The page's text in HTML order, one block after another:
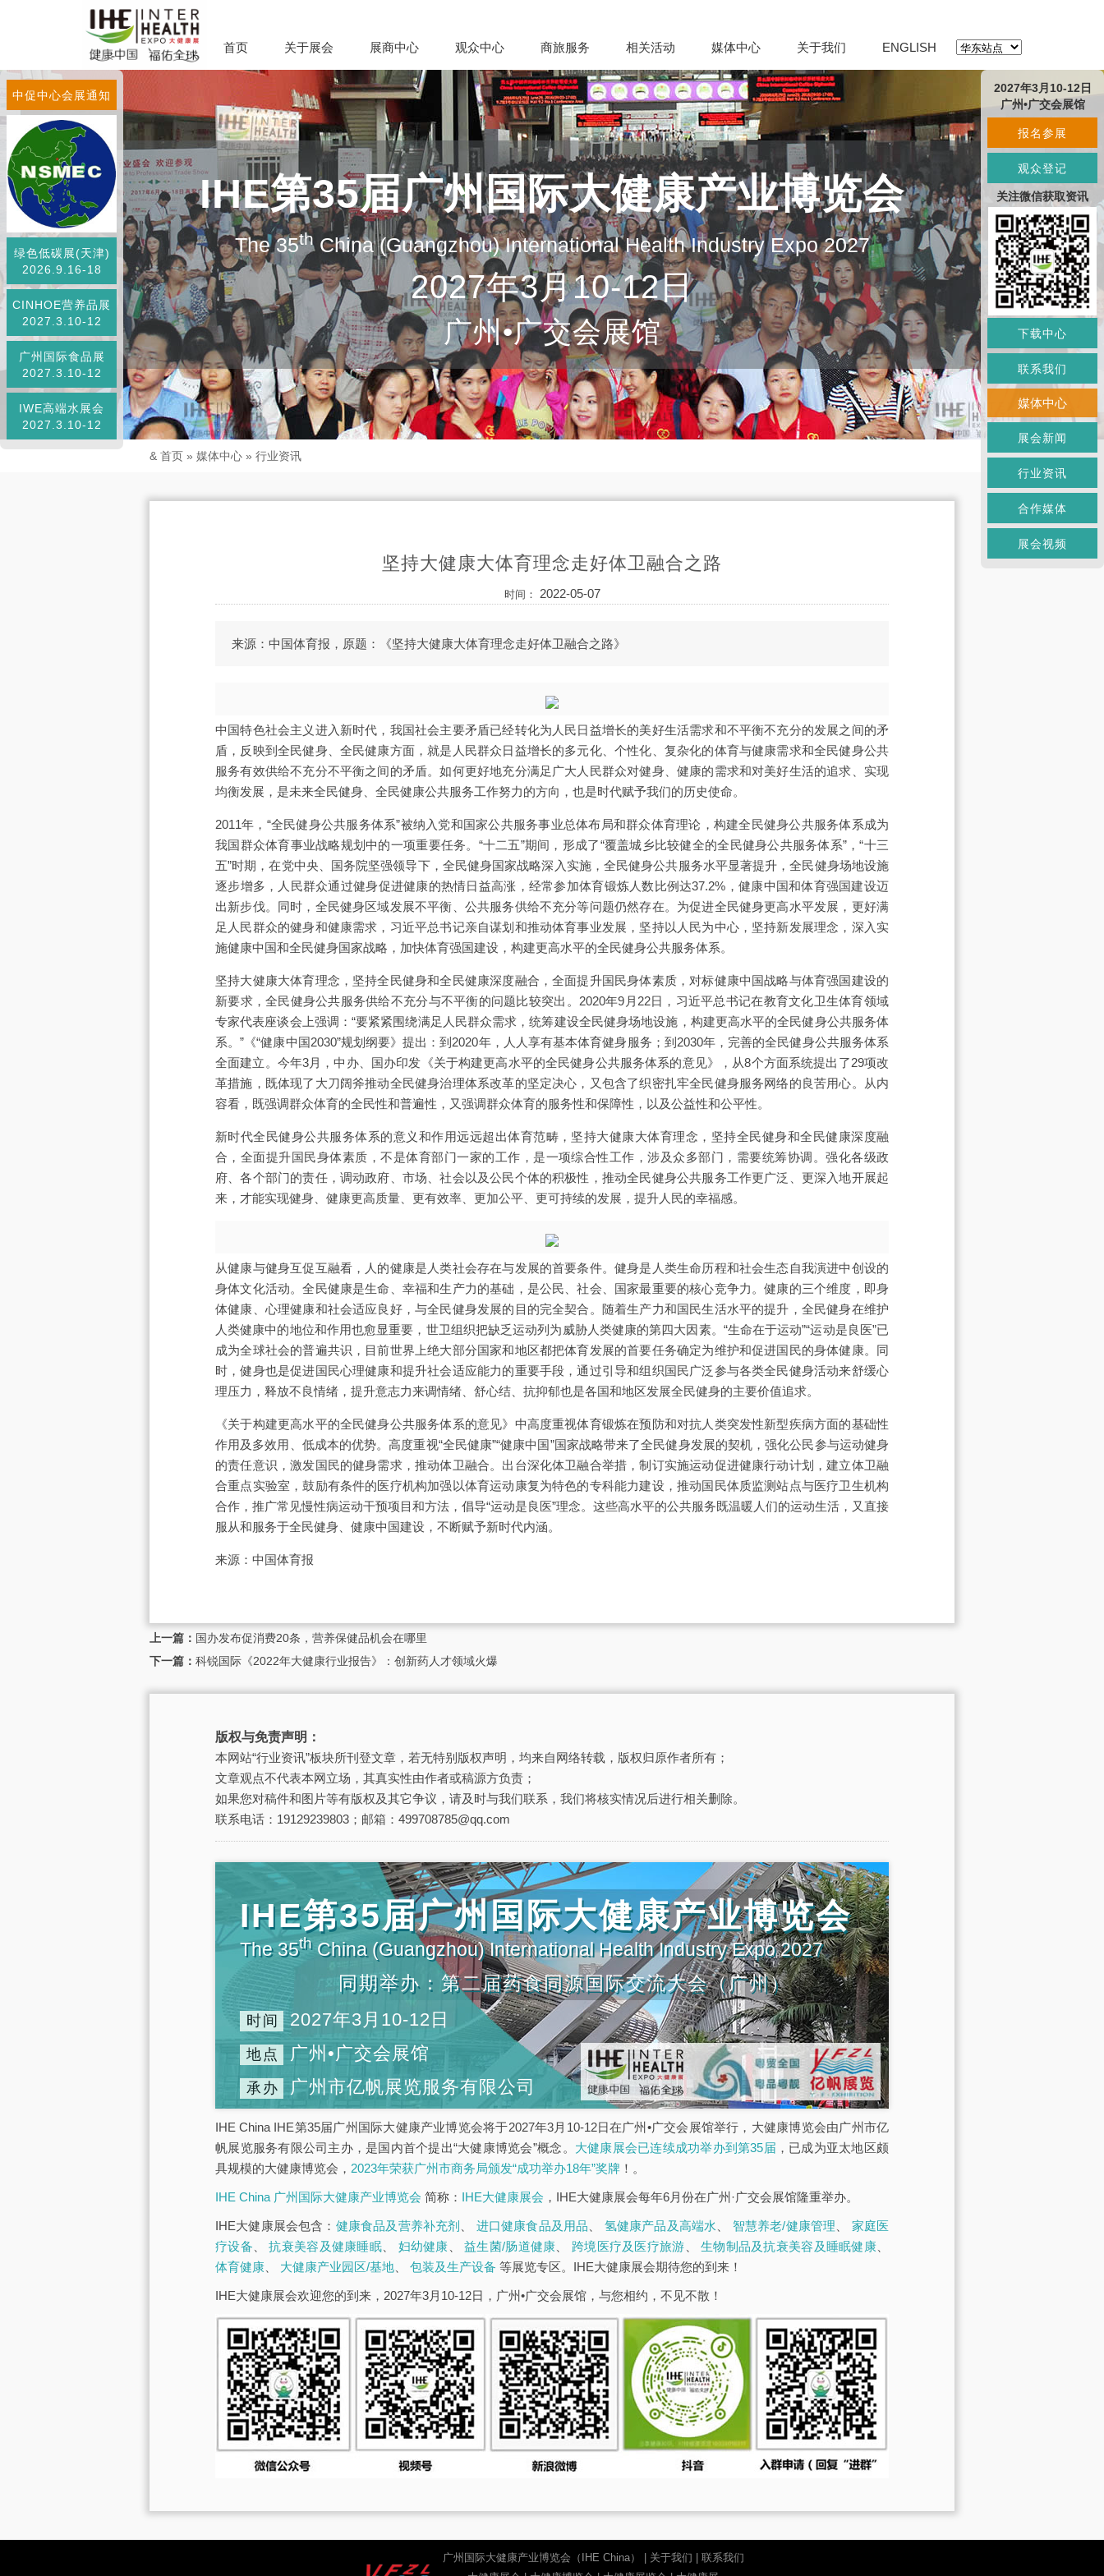
首页 关于展会 展商中心 观众中心 商旅服务 相关活动 媒体中心 关于我们 ENGLISH
IHE第35届广州国际大健康产业博览会
The 35thChina (Guangzhou) International Health Industry Expo 2027
2027年3月10-12日
广州•广交会展馆
中促中心会展通知
绿色低碳展(天津)
2026.9.16-18
CINHOE营养品展
2027.3.10-12
广州国际食品展
2027.3.10-12
IWE高端水展会
2027.3.10-12
& 首页 » 媒体中心 » 行业资讯
坚持大健康大体育理念走好体卫融合之路
时间： 2022-05-07
来源：中国体育报，原题：《坚持大健康大体育理念走好体卫融合之路》
中国特色社会主义进入新时代，我国社会主要矛盾已经转化为人民日益增长的美好生活需求和不平衡不充分的发展之间的矛
盾，反映到全民健身、全民健康方面，就是人民群众日益增长的多元化、个性化、复杂化的体育与健康需求和全民健身公共
服务有效供给不充分不平衡之间的矛盾。如何更好地充分满足广大人民群众对健身、健康的需求和对美好生活的追求、实现
均衡发展，是未来全民健身、全民健康公共服务工作努力的方向，也是时代赋予我们的历史使命。
2011年，“全民健身公共服务体系”被纳入党和国家公共服务事业总体布局和群众体育理论，构建全民健身公共服务体系成为
我国群众体育事业战略规划中的一项重要任务。“十二五”期间，形成了“覆盖城乡比较健全的全民健身公共服务体系”，“十三
五”时期，在党中央、国务院坚强领导下，全民健身国家战略深入实施，全民健身公共服务水平显著提升，全民健身场地设施
逐步增多，人民群众通过健身促进健康的热情日益高涨，经常参加体育锻炼人数比例达37.2%，健康中国和体育强国建设迈
出新步伐。同时，全民健身区域发展不平衡、公共服务供给不充分等问题仍然存在。为促进全民健身更高水平发展，更好满
足人民群众的健身和健康需求，习近平总书记亲自谋划和推动体育事业发展，坚持以人民为中心，坚持新发展理念，深入实
施健康中国和全民健身国家战略，加快体育强国建设，构建更高水平的全民健身公共服务体系。
坚持大健康大体育理念，坚持全民健身和全民健康深度融合，全面提升国民身体素质，对标健康中国战略与体育强国建设的
新要求，全民健身公共服务供给不充分与不平衡的问题比较突出。2020年9月22日，习近平总书记在教育文化卫生体育领域
专家代表座谈会上强调：“要紧紧围绕满足人民群众需求，统筹建设全民健身场地设施，构建更高水平的全民健身公共服务体
系。”《“健康中国2030”规划纲要》提出：到2020年，人人享有基本体育健身服务；到2030年，完善的全民健身公共服务体系
全面建立。今年3月，中办、国办印发《关于构建更高水平的全民健身公共服务体系的意见》，从8个方面系统提出了29项改
革措施，既体现了大刀阔斧推动全民健身治理体系改革的坚定决心，又包含了织密扎牢全民健身服务网络的良苦用心。从内
容看，既强调群众体育的全民性和普遍性，又强调群众体育的服务性和保障性，以及公益性和公平性。
新时代全民健身公共服务体系的意义和作用远远超出体育范畴，坚持大健康大体育理念，坚持全民健身和全民健康深度融
合，全面提升国民身体素质，不是体育部门一家的工作，是一项综合性工作，涉及众多部门，需要统筹协调。强化各级政
府、各个部门的责任，调动政府、市场、社会以及公民个体的积极性，推动全民健身公共服务工作更广泛、更深入地开展起
来，才能实现健身、健康更高质量、更有效率、更加公平、更可持续的发展，提升人民的幸福感。
从健康与健身互促互融看，人的健康是人类社会存在与发展的首要条件。健身是人类生命历程和社会生态自我演进中创设的
身体文化活动。全民健康是生命、幸福和生产力的基础，是公民、社会、国家最重要的核心竞争力。健康的三个维度，即身
体健康、心理健康和社会适应良好，与全民健身发展的目的完全契合。随着生产力和国民生活水平的提升，全民健身在维护
人类健康中的地位和作用也愈显重要，世卫组织把缺乏运动列为威胁人类健康的第四大因素。“生命在于运动”“运动是良医”已
成为全球社会的普遍共识，目前世界上绝大部分国家和地区都把体育发展的首要任务确定为维护和促进国民的身体健康。同
时，健身也是促进国民心理健康和提升社会适应能力的重要手段，通过引导和组织国民广泛参与各类全民健身活动来舒缓心
理压力，释放不良情绪，提升意志力来调情绪、舒心结、抗抑郁也是各国和地区发展全民健身的主要价值追求。
《关于构建更高水平的全民健身公共服务体系的意见》中高度重视体育锻炼在预防和对抗人类突发性新型疾病方面的基础性
作用及多效用、低成本的优势。高度重视“全民健康”“健康中国”国家战略带来了全民健身发展的契机，强化公民参与运动健身
的责任意识，激发国民的健身需求，推动体卫融合。出台深化体卫融合举措，制订实施运动促进健康行动计划，建立体卫融
合重点实验室，鼓励有条件的医疗机构加强以体育运动康复为特色的专科能力建设，推动国民体质监测站点与医疗卫生机构
合作，推广常见慢性病运动干预项目和方法，倡导“运动是良医”理念。这些高水平的公共服务既温暖人们的运动生活，又直接
服从和服务于全民健身、健康中国建设，不断赋予新时代内涵。
来源：中国体育报
上一篇： 国办发布促消费20条，营养保健品机会在哪里
下一篇： 科锐国际《2022年大健康行业报告》：创新药人才领域火爆
版权与免责声明：
本网站“行业资讯”板块所刊登文章，若无特别版权声明，均来自网络转载，版权归原作者所有；
文章观点不代表本网立场，其真实性由作者或稿源方负责；
如果您对稿件和图片等有版权及其它争议，请及时与我们联系，我们将核实情况后进行相关删除。
联系电话：19129239803；邮箱：499708785@qq.com
IHE第35届广州国际大健康产业博览会
The 35thChina (Guangzhou) International Health Industry Expo 2027
同期举办：第二届药食同源国际交流大会（广州）
时间 2027年3月10-12日
地点 广州•广交会展馆
承办 广州市亿帆展览服务有限公司
IHE China IHE第35届广州国际大健康产业博览会将于2027年3月10-12日在广州•广交会展馆举行，大健康博览会由广州市亿
帆展览服务有限公司主办，是国内首个提出“大健康博览会”概念。 大健康展会已连续成功举办到第35届 ，已成为亚太地区颇
具规模的大健康博览会， 2023年荣获广州市商务局颁发“成功举办18年”奖牌 ！。
IHE China 广州国际大健康产业博览会 简称： IHE大健康展会 ，IHE大健康展会每年6月份在广州·广交会展馆隆重举办。
IHE大健康展会包含： 健康食品及营养补充剂 进口健康食品及用品 氢健康产品及高端水 智慧养老/健康管理
家庭医
疗设备 、抗衰美容及健康睡眠、 妇幼健康 、益生菌/肠道健康 跨境医疗及医疗旅游 、生物制品及抗衰美容及睡眠健康
体育健康
大健康产业园区/基地 包装及生产设备 等展览专区。IHE大健康展会期待您的到来！
IHE大健康展会欢迎您的到来，2027年3月10-12日，广州•广交会展馆，与您相约，不见不散！
广州国际大健康产业博览会（IHE China） 关于我们
联系我们
2027年3月10-12日
广州•广交会展馆
报名参展
观众登记
关注微信获取资讯
下载中心
联系我们
媒体中心
展会新闻
行业资讯
合作媒体
展会视频